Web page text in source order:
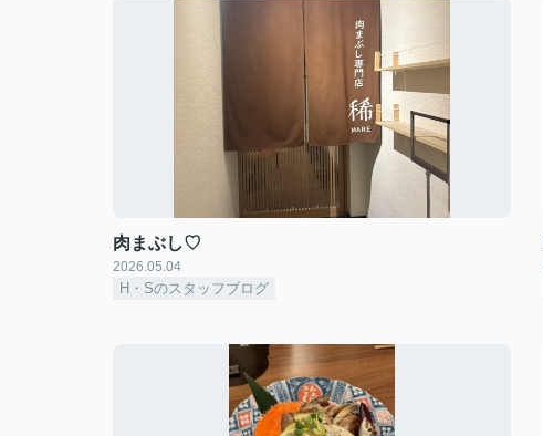
肉まぶし♡
2026.05.04
H・Sのスタッフブログ